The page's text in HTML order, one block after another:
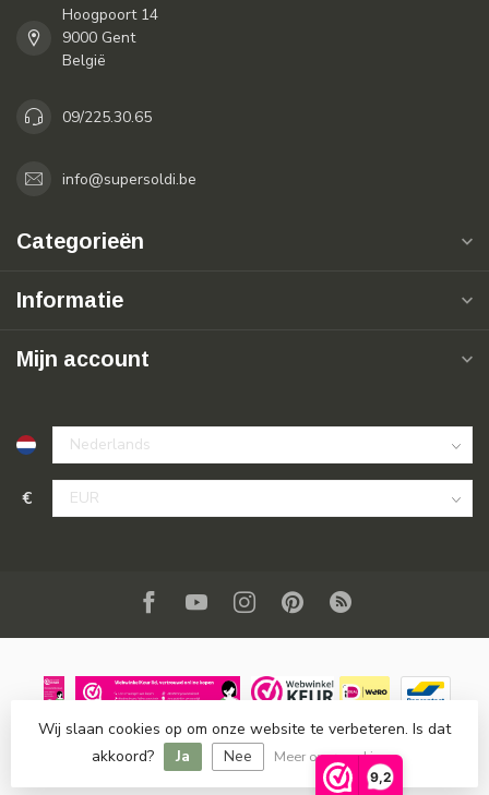
9,2
Hoogpoort 14
9000 Gent
België
09/225.30.65
info@supersoldi.be
Categorieën
Informatie
Mijn account
€
© Copyright 2026 SuperSoldi- Powered byLightspeed-
Lightspeed design
Dyvelopment
Wij slaan cookies op om onze website te verbeteren. Is dat
akkoord?
Ja Nee Meer over cookies »